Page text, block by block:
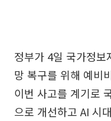
정부가 4일 국가정보
망 복구를 위해 예비
이번 사고를 계기로
으로 개선하고 AI 시